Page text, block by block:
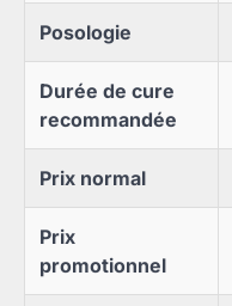
Posologie
Durée de cure
recommandée
Prix normal
Prix
promotionnel